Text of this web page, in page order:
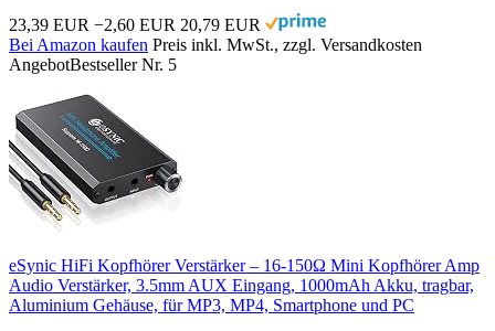
23,39 EUR −2,60 EUR 20,79 EUR
Bei Amazon kaufen Preis inkl. MwSt., zzgl. Versandkosten
AngebotBestseller Nr. 5
eSynic HiFi Kopfhörer Verstärker – 16-150Ω Mini Kopfhörer Amp
Audio Verstärker, 3.5mm AUX Eingang, 1000mAh Akku, tragbar,
Aluminium Gehäuse, für MP3, MP4, Smartphone und PC